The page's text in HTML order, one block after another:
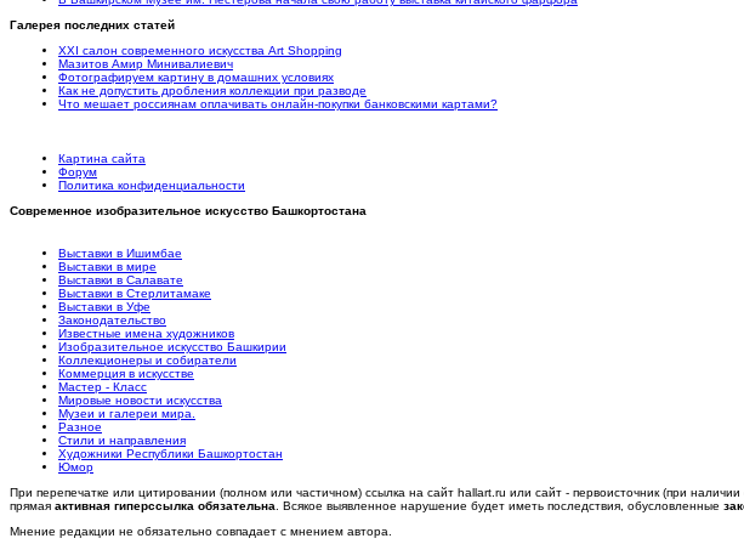
Галерея последних статей
XXI салон современного искусства Art Shopping
Мазитов Амир Минивалиевич
Фотографируем картину в домашних условиях
Как не допустить дробления коллекции при разводе
Что мешает россиянам оплачивать онлайн-покупки банковскими картами?
Картина сайта
Форум
Политика конфиденциальности
Современное изобразительное искусство Башкортостана
Выставки в Ишимбае
Выставки в мире
Выставки в Салавате
Выставки в Стерлитамаке
Выставки в Уфе
Законодательство
Известные имена художников
Изобразительное искусство Башкирии
Коллекционеры и собиратели
Коммерция в искусстве
Мастер - Класс
Мировые новости искусства
Музеи и галереи мира.
Разное
Стили и направления
Художники Республики Башкортостан
Юмор
При перепечатке или цитировании (полном или частичном) ссылка на сайт hallart.ru или сайт - первоисточник (при наличии
прямая активная гиперссылка обязательна . Всякое выявленное нарушение будет иметь последствия, обусловленные
Мнение редакции не обязательно совпадает с мнением автора.